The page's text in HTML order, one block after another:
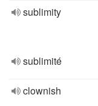
sublimity
sublimité
clownish